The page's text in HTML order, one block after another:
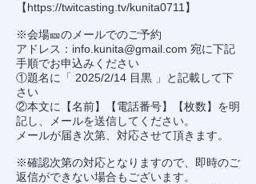
【https://twitcasting.tv/kunita0711 】
※会場🎫のメールでのご予約
アドレス： info.kunita@gmail.com 宛に下記
手順でお申込みください
①題名に「 2025/2/14 目黒 」と記載して下
さい
②本文に【名前】【電話番号】【枚数】を明
記し、メールを送信してください。
メールが届き次第、対応させて頂きます。
※確認次第の対応となりますので、即時のご
返信ができない場合もございます。